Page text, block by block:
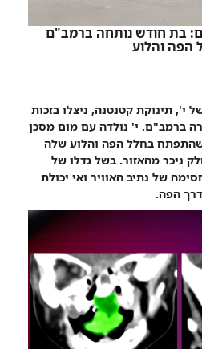
בת חודש נותחה ברמב"ם
הפה והלוע
י', תינוקת קטנטנה, ניצלו בזכות
ברמב"ם. י' נולדה עם מום מסכן
שהתפתח בחלל הפה והלוע שלה
ניכר מהאזור. בשל גדלו של
של נתיב האוויר ואי יכולת
הפה.